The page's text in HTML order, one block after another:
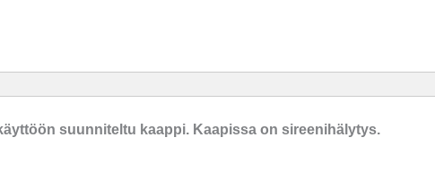
suunniteltu kaappi. Kaapissa on sireenihälytys.